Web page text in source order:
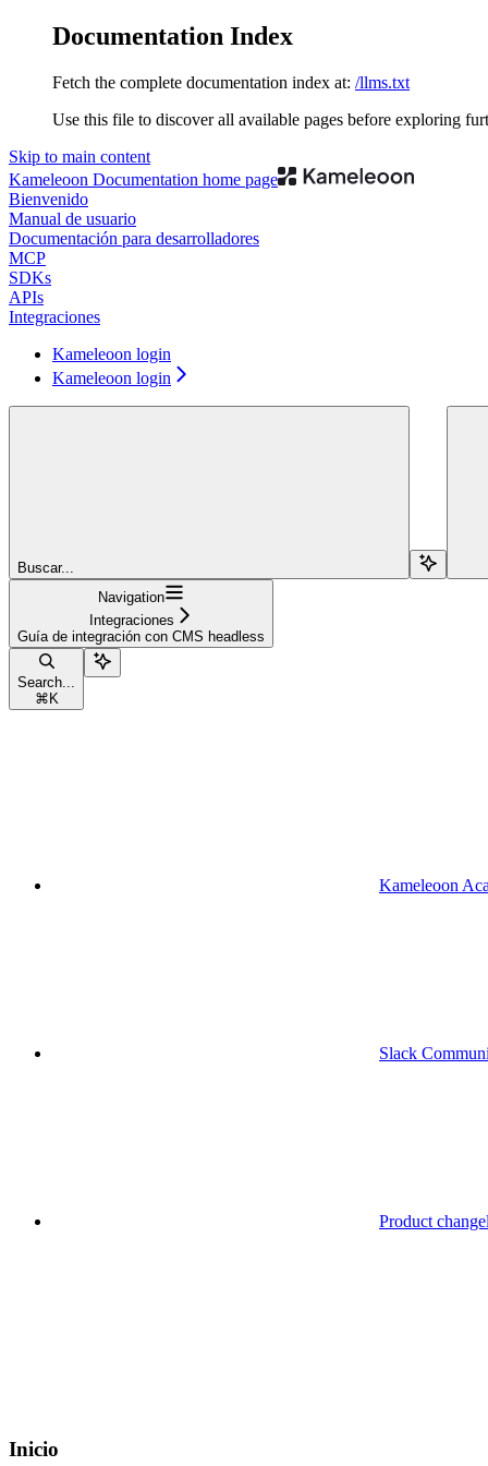
Documentation Index
Fetch the complete documentation index at: /llms.txt
Use this file to discover all available pages before exploring
Skip to main content
Kameleoon Documentation home page
Bienvenido
Manual de usuario
Documentación para desarrolladores
MCP
SDKs
APIs
Integraciones
Kameleoon login
Kameleoon login
Buscar...
Navigation
Integraciones
Guía de integración con CMS headless
Search...
⌘ K
Kameleoon
Slack
Product
Inicio